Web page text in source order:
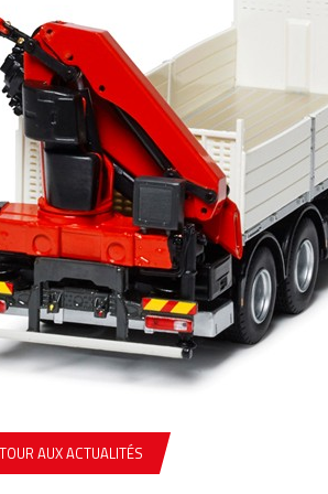
AUX ACTUALITÉS